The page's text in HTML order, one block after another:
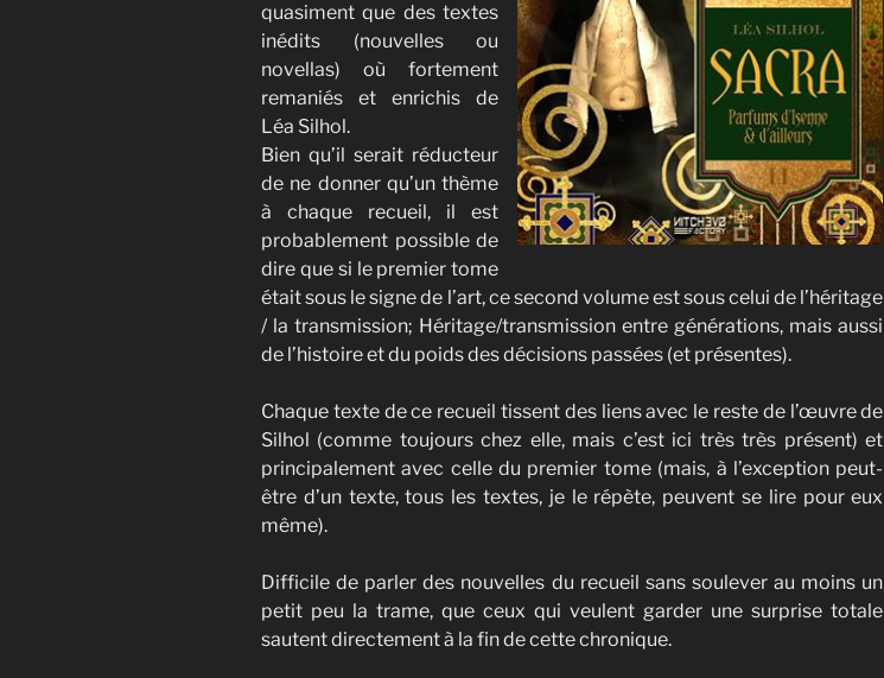
quasiment que des textes
inédits (nouvelles ou
novellas) où fortement
remaniés et enrichis de
Léa Silhol.
Bien qu’il serait réducteur
de ne donner qu’un thème
à chaque recueil, il est
probablement possible de
dire que si le premier tome
était sous le signe de l’art, ce second volume est sous celui de l’héritage
/ la transmission; Héritage/transmission entre générations, mais aussi
de l’histoire et du poids des décisions passées (et présentes).
Chaque texte de ce recueil tissent des liens avec le reste de l’œuvre de
Silhol (comme toujours chez elle, mais c’est ici très très présent) et
principalement avec celle du premier tome (mais, à l’exception peut-
être d’un texte, tous les textes, je le répète, peuvent se lire pour eux
même).
Difficile de parler des nouvelles du recueil sans soulever au moins un
petit peu la trame, que ceux qui veulent garder une surprise totale
sautent directement à la fin de cette chronique.